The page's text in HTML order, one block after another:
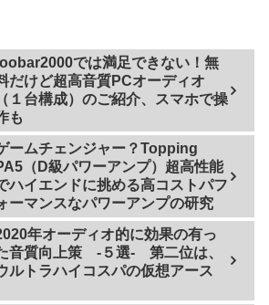
では満足できない！無
だけど超高音質PCオーディオ
（１台構成）のご紹介、スマホで操
も
ームチェンジャー？Topping
（D級パワーアンプ）超高性能
ハイエンドに挑める高コストパフ
ーマンスなパワーアンプの研究
年オーディオ的に効果の有っ
音質向上策 -５選- 第二位は、
ルトラハイコスパの仮想アース